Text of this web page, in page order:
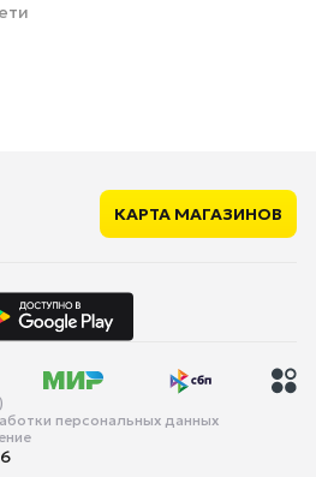
КАРТА МАГАЗИНОВ
персональных данных